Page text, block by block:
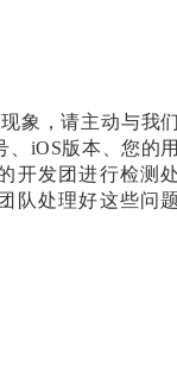
象，请主动与我们
iOS版本、您的用
开发团进行检测处
队处理好这些问题